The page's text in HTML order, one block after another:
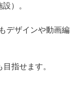
）。
デザインや動画編
指せます。